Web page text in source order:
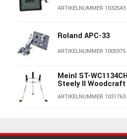
ARTIKELNUMMER 1032543
Roland APC-33
ARTIKELNUMMER 1005975
Meinl ST-
Steely II Woodcraft
ARTIKELNUMMER 1031763